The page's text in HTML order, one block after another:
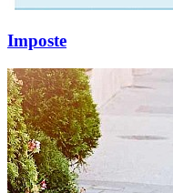
Imposte